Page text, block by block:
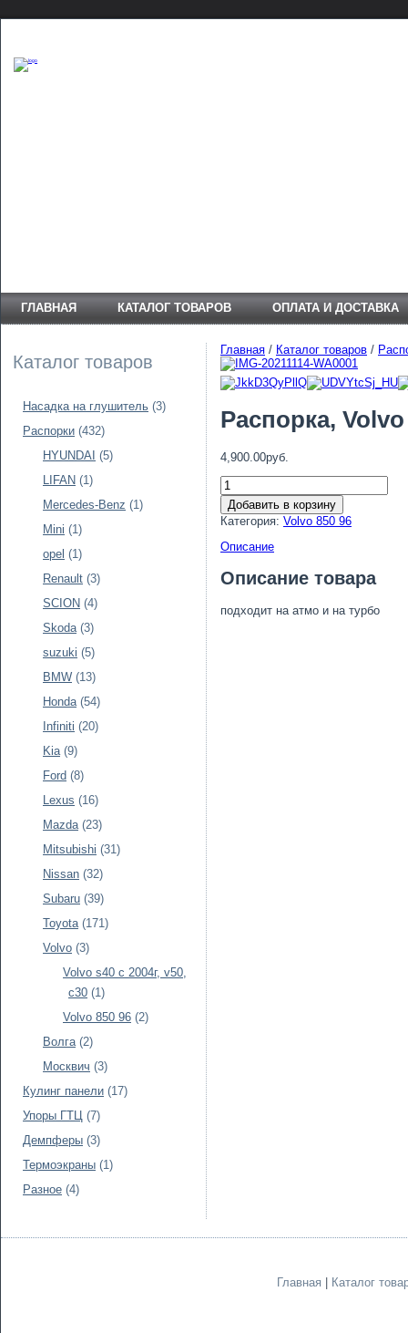
ГЛАВНАЯ КАТАЛОГ ТОВАРОВ ОПЛАТА И ДОСТАВКА
Каталог товаров
Насадка на глушитель (3)
Распорки (432)
HYUNDAI (5)
LIFAN (1)
Mercedes-Benz (1)
Mini (1)
opel (1)
Renault (3)
SCION (4)
Skoda (3)
suzuki (5)
BMW (13)
Honda (54)
Infiniti (20)
Kia (9)
Ford (8)
Lexus (16)
Mazda (23)
Mitsubishi (31)
Nissan (32)
Subaru (39)
Toyota (171)
Volvo (3)
Volvo s40 c 2004г, v50,
c30 (1)
Volvo 850 96 (2)
Волга (2)
Москвич (3)
Кулинг панели (17)
Упоры ГТЦ (7)
Демпферы (3)
Термоэкраны (1)
Разное (4)
Главная / Каталог товаров /
Распорка,
4,900.00руб.
Добавить в корзину
Категория: Volvo 850 96
Описание
Описание товара
подходит на атмо и на турбо
Главная Каталог